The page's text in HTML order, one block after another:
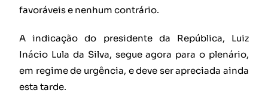
favoráveis e nenhum contrário.
A indicação do presidente da República, Luiz
Inácio Lula da Silva, segue agora para o plenário,
em regime de urgência, e deve ser apreciada ainda
esta tarde.